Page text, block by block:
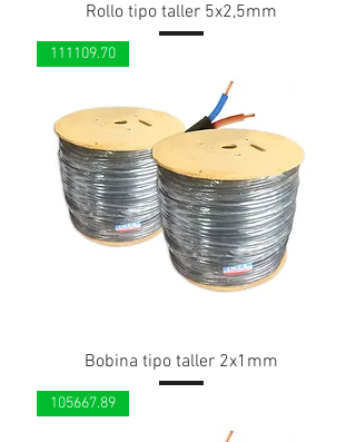
Rollo tipo taller 5x2,5mm
111109.70
Bobina tipo taller 2x1mm
105667.89